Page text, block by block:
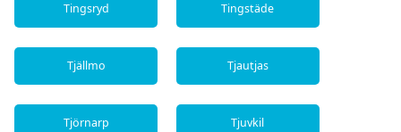
Tingsryd Tingstäde
Tjällmo Tjautjas
Tjörnarp Tjuvkil